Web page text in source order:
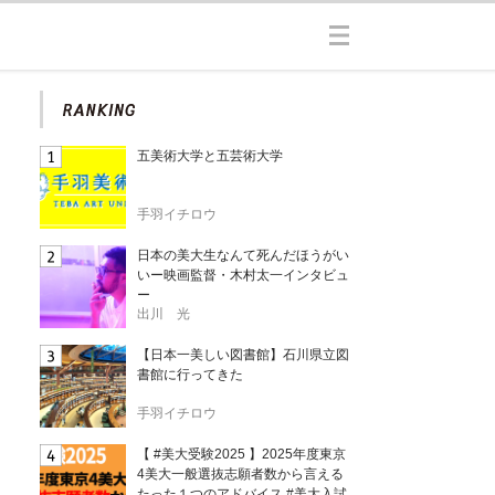
五美術大学と五芸術大学
手羽イチロウ
日本の美大生なんて死んだほうがい
いー映画監督・木村太一インタビュ
ー
出川 光
【日本一美しい図書館】石川県立図
書館に行ってきた
手羽イチロウ
【 #美大受験2025 】2025年度東京
4美大一般選抜志願者数から言える